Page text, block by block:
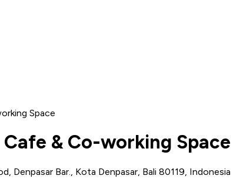
Space
& Co-working Space
Denpasar Bar., Kota Denpasar, Bali 80119, Indonesia